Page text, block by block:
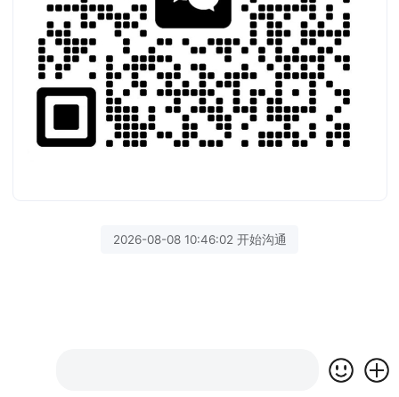
2026-08-08 10:46:02 开始沟通